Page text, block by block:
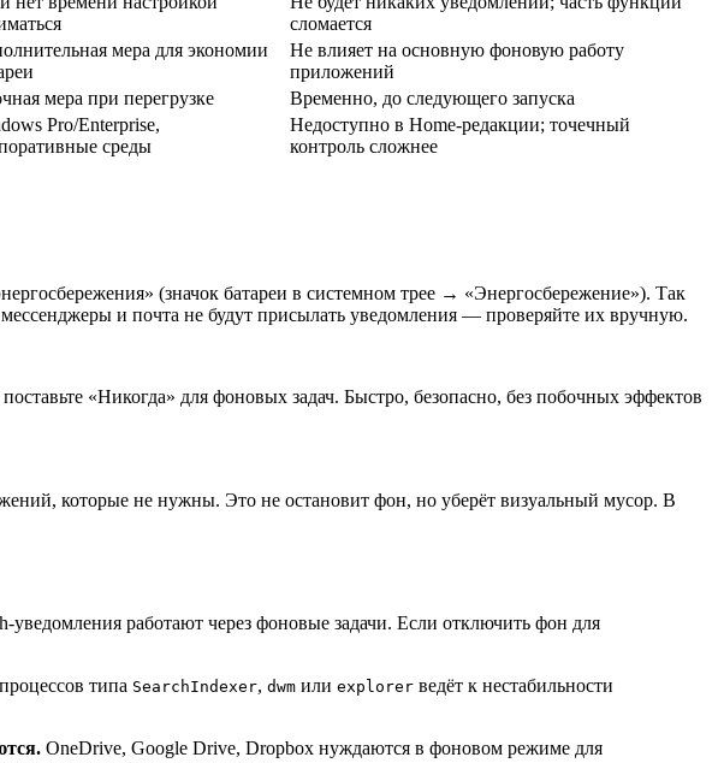
сломается
мера для экономии
Не влияет на основную фоновую работу
приложений
мера при перегрузке
Временно, до следующего запуска
Pro/Enterprise,
среды
Недоступно в Home-редакции; точечный
контроль сложнее
(значок батареи в системном трее → «Энергосбережение»). Так
и почта не будут присылать уведомления — проверяйте их вручную.
«Никогда» для фоновых задач. Быстро, безопасно, без побочных эффектов
которые не нужны. Это не остановит фон, но уберёт визуальный мусор. В
уведомления работают через фоновые задачи. Если отключить фон для
типа SearchIndexer, dwm или explorer ведёт к нестабильности
OneDrive, Google Drive, Dropbox нуждаются в фоновом режиме для